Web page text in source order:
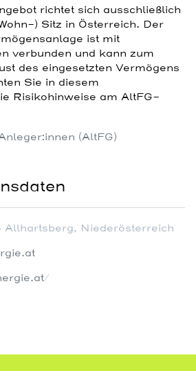
richtet sich ausschließlich
) Sitz in Österreich. Der
ist mit
verbunden und kann zum
des eingesetzten Vermögens
Sie in diesem
Risikohinweise am AltFG-
(AltFG)
Allhartsberg, Niederösterreich